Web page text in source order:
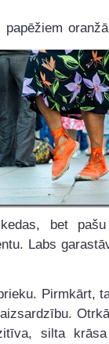
bet
Labs
Pirmkārt,
silta